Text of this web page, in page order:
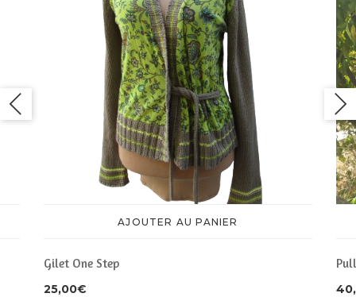
AJOUTER AU PANIER
Gilet One Step
25,00€